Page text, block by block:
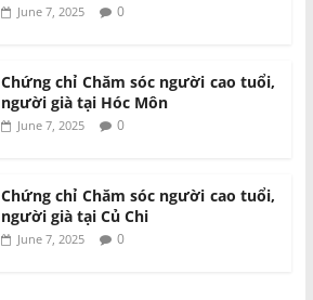
June 7, 2025 0
Chứng chỉ Chăm sóc người cao tuổi,
người già tại Hóc Môn
June 7, 2025 0
Chứng chỉ Chăm sóc người cao tuổi,
người già tại Củ Chi
June 7, 2025 0